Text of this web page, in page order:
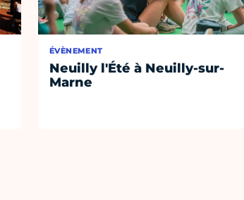
ÉVÈNEMENT
Neuilly l'Été à Neuilly-sur-
Marne